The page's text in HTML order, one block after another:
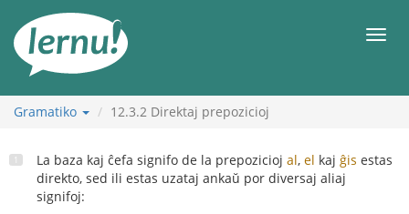
enhavo
Gramatiko 12.3.2 Direktaj prepozicioj
La baza kaj ĉefa signifo de la prepozicioj al, el kaj ĝis estas
direkto, sed ili estas uzataj ankaŭ por diversaj aliaj
signifoj: